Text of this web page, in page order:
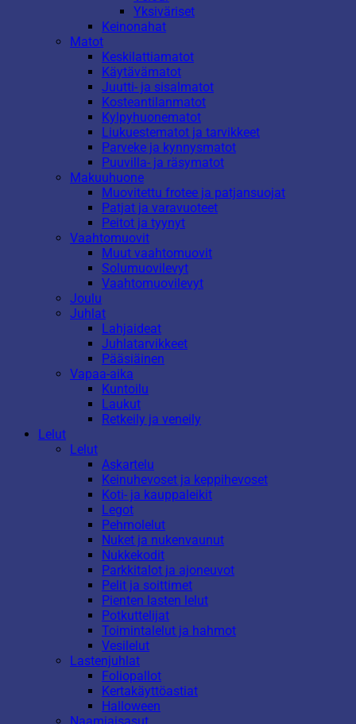
Yksiväriset
Keinonahat
Matot
Keskilattiamatot
Käytävämatot
Juutti- ja sisalmatot
Kosteantilanmatot
Kylpyhuonematot
Liukuestematot ja tarvikkeet
Parveke ja kynnysmatot
Puuvilla- ja räsymatot
Makuuhuone
Muovitettu frotee ja patjansuojat
Patjat ja varavuoteet
Peitot ja tyynyt
Vaahtomuovit
Muut vaahtomuovit
Solumuovilevyt
Vaahtomuovilevyt
Joulu
Juhlat
Lahjaideat
Juhlatarvikkeet
Pääsiäinen
Vapaa-aika
Kuntoilu
Laukut
Retkeily ja veneily
Lelut
Lelut
Askartelu
Keinuhevoset ja keppihevoset
Koti- ja kauppaleikit
Legot
Pehmolelut
Nuket ja nukenvaunut
Nukkekodit
Parkkitalot ja ajoneuvot
Pelit ja soittimet
Pienten lasten lelut
Potkuttelijat
Toimintalelut ja hahmot
Vesilelut
Lastenjuhlat
Foliopallot
Kertakäyttöastiat
Halloween